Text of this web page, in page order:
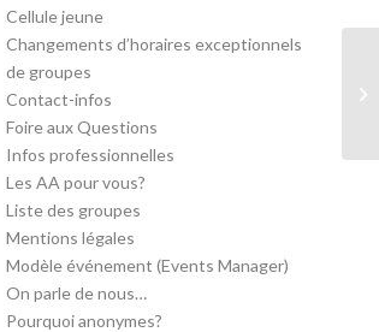
Cellule jeune
Changements d’horaires exceptionnels
de groupes
Contact-infos
Foire aux Questions
Infos professionnelles
Les AA pour vous?
Liste des groupes
Mentions légales
Modèle événement (Events Manager)
On parle de nous…
Pourquoi anonymes?